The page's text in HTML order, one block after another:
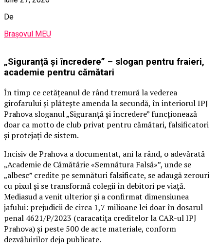
De
Brașovul MEU
„Siguranță și încredere” – slogan pentru fraieri,
academie pentru cămătari
În timp ce cetățeanul de rând tremură la vederea
girofarului și plătește amenda la secundă, în interiorul IPJ
Prahova sloganul „Siguranță și încredere” funcționează
doar ca motto de club privat pentru cămătari, falsificatori
și protejați de sistem.
Incisiv de Prahova a documentat, ani la rând, o adevărată
„Academie de Cămătărie «Semnătura Falsă»”, unde se
„albesc” credite pe semnături falsificate, se adaugă zerouri
cu pixul și se transformă colegii în debitori pe viață.
Mediasud a venit ulterior și a confirmat dimensiunea
jafului: prejudicii de circa 1,7 milioane lei doar în dosarul
penal 4621/P/2023 (caracatița creditelor la CAR-ul IPJ
Prahova) și peste 500 de acte materiale, conform
dezvăluirilor deja publicate.